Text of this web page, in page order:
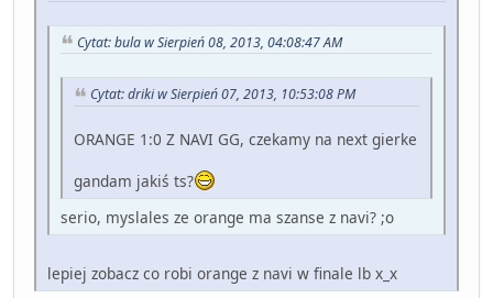
Cytat: bula w Sierpień 08, 2013, 04:08:47 AM
Cytat: driki w Sierpień 07, 2013, 10:53:08 PM
ORANGE 1:0 Z NAVI GG, czekamy na next gierke
gandam jakiś ts?
serio, myslales ze orange ma szanse z navi? ;o
lepiej zobacz co robi orange z navi w finale lb x_x